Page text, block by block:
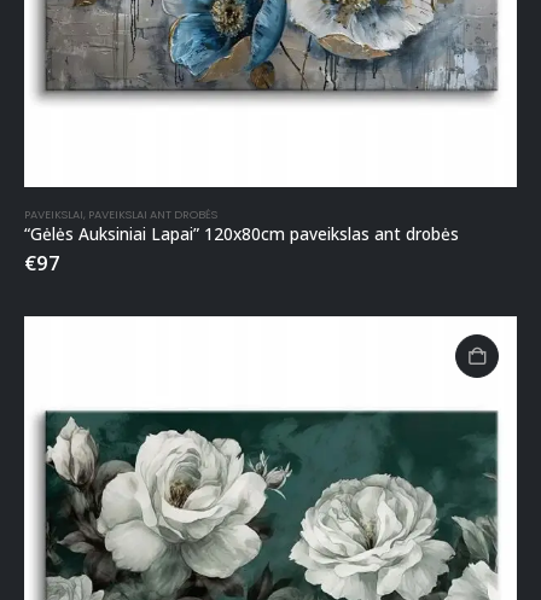
PAVEIKSLAI, PAVEIKSLAI ANT DROBĖS
“Gėlės Auksiniai Lapai” 120x80cm paveikslas ant drobės
€97